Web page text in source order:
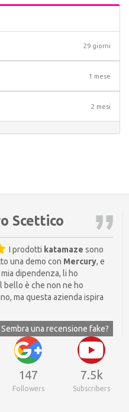
29 giorni
1 mese
2 mesi
Scettico
I prodotti katamaze sono
una demo con Mercury, e
dipendenza, li ho
bello è che non ne ho
ma questa azienda ispira
Sembra una recensione fake?
148
Followers
7.5k
Subscribers